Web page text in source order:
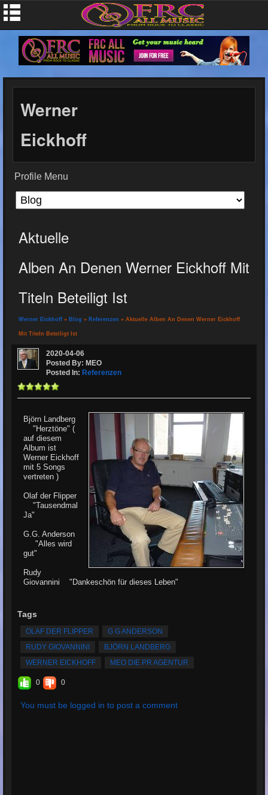
Werner
Eickhoff
Profile Menu
Aktuelle
Alben An Denen Werner Eickhoff Mit
Titeln Beteiligt Ist
Werner Eickhoff » Blog » Referenzen » Aktuelle Alben An Denen Werner Eickhoff
Mit Titeln Beteiligt Ist
2020-04-06
Posted By: MEO
Posted In: Referenzen
Björn Landberg
"Herztöne" (
auf diesem
Album ist
Werner Eickhoff
mit 5 Songs
vertreten )
Olaf der Flipper
"Tausendmal
Ja"
G.G. Anderson
"Alles wird
gut"
Rudy
Giovannini "Dankeschön für dieses Leben"
Tags
OLAF DER FLIPPER
G G ANDERSON
RUDY GIOVANNINI
BJÖRN LANDBERG
WERNER EICKHOFF
MEO DIE PR AGENTUR
0 0
You must be logged in to post a comment